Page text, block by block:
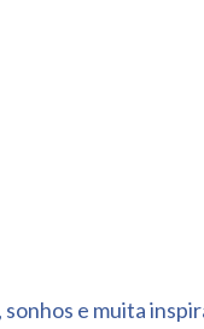
e muita